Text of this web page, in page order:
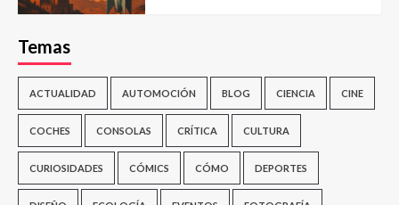
Temas
ACTUALIDAD AUTOMOCIÓN BLOG CIENCIA CINE
COCHES CONSOLAS CRÍTICA CULTURA
CURIOSIDADES CÓMICS CÓMO DEPORTES